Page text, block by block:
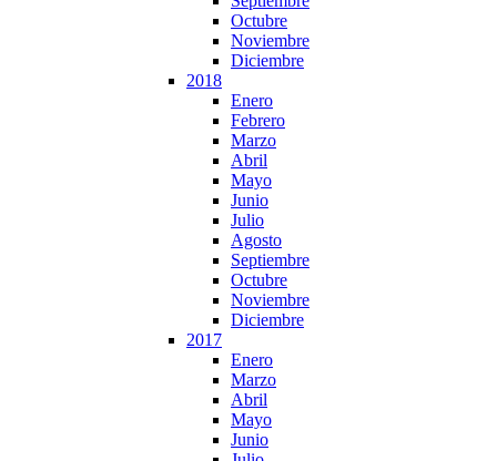
Octubre
Noviembre
Diciembre
2018
Enero
Febrero
Marzo
Abril
Mayo
Junio
Julio
Agosto
Septiembre
Octubre
Noviembre
Diciembre
2017
Enero
Marzo
Abril
Mayo
Junio